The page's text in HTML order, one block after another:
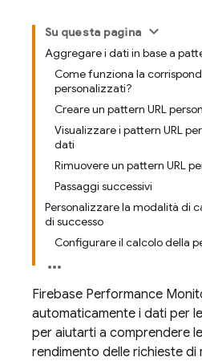
Su questa pagina
Aggregare i dati in base a
Come funziona la
personalizzati?
Creare un pattern URL
Visualizzare i pattern URL
dati
Rimuovere un pattern URL
Passaggi successivi
Personalizzare la modalità di
di successo
Configurare il calcolo della
Firebase Performance
automaticamente i dati per
per aiutarti a comprendere
rendimento delle richieste di